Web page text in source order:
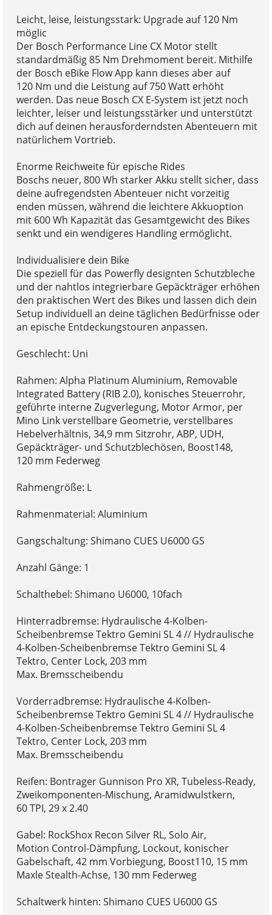
Leicht, leise, leistungsstark: Upgrade auf 120 Nm
möglic
Der Bosch Performance Line CX Motor stellt
standardmäßig 85 Nm Drehmoment bereit. Mithilfe
der Bosch eBike Flow App kann dieses aber auf
120 Nm und die Leistung auf 750 Watt erhöht
werden. Das neue Bosch CX E-System ist jetzt noch
leichter, leiser und leistungsstärker und unterstützt
dich auf deinen herausforderndsten Abenteuern mit
natürlichem Vortrieb.
Enorme Reichweite für epische Rides
Boschs neuer, 800 Wh starker Akku stellt sicher, dass
deine aufregendsten Abenteuer nicht vorzeitig
enden müssen, während die leichtere Akkuoption
mit 600 Wh Kapazität das Gesamtgewicht des Bikes
senkt und ein wendigeres Handling ermöglicht.
Individualisiere dein Bike
Die speziell für das Powerfly designten Schutzbleche
und der nahtlos integrierbare Gepäckträger erhöhen
den praktischen Wert des Bikes und lassen dich dein
Setup individuell an deine täglichen Bedürfnisse oder
an epische Entdeckungstouren anpassen.
Geschlecht: Uni
Rahmen: Alpha Platinum Aluminium, Removable
Integrated Battery (RIB 2.0), konisches Steuerrohr,
geführte interne Zugverlegung, Motor Armor, per
Mino Link verstellbare Geometrie, verstellbares
Hebelverhältnis, 34,9 mm Sitzrohr, ABP, UDH,
Gepäckträger- und Schutzblechösen, Boost148,
120 mm Federweg
Rahmengröße: L
Rahmenmaterial: Aluminium
Gangschaltung: Shimano CUES U6000 GS
Anzahl Gänge: 1
Schalthebel: Shimano U6000, 10fach
Hinterradbremse: Hydraulische 4-Kolben-
Scheibenbremse Tektro Gemini SL 4 // Hydraulische
4-Kolben-Scheibenbremse Tektro Gemini SL 4
Tektro, Center Lock, 203 mm
Max. Bremsscheibendu
Vorderradbremse: Hydraulische 4-Kolben-
Scheibenbremse Tektro Gemini SL 4 // Hydraulische
4-Kolben-Scheibenbremse Tektro Gemini SL 4
Tektro, Center Lock, 203 mm
Max. Bremsscheibendu
Reifen: Bontrager Gunnison Pro XR, Tubeless-Ready,
Zweikomponenten-Mischung, Aramidwulstkern,
60 TPI, 29 x 2.40
Gabel: RockShox Recon Silver RL, Solo Air,
Motion Control-Dämpfung, Lockout, konischer
Gabelschaft, 42 mm Vorbiegung, Boost110, 15 mm
Maxle Stealth-Achse, 130 mm Federweg
Schaltwerk hinten: Shimano CUES U6000 GS